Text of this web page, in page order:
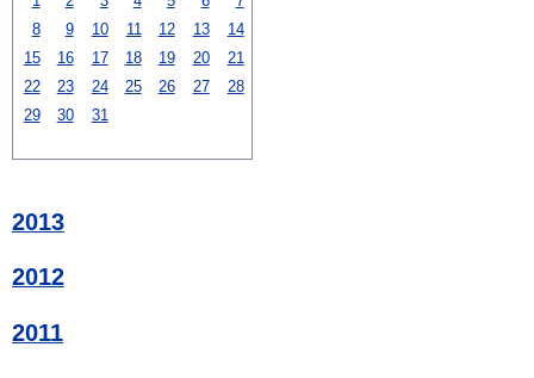
8
9 10 11 12 13
14
15
16 17 18 19 20
21
22
23 24 25 26 27
28
29
30 31
2013
2012
2011